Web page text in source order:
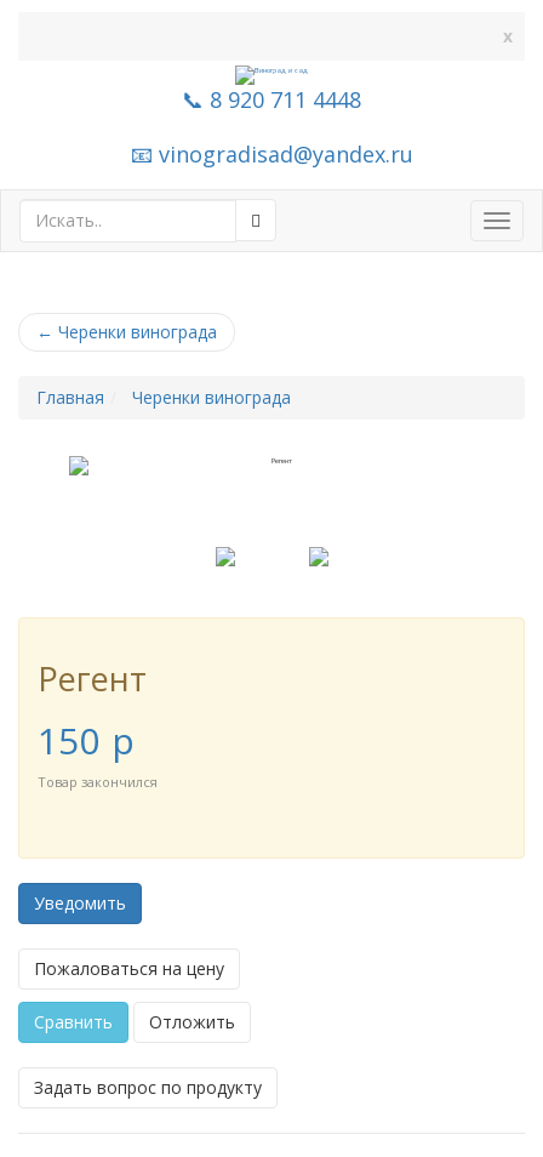
x
📞 8 920 711 4448
📧 vinogradisad@yandex.ru
← Черенки винограда
Главная Черенки винограда
Регент
150 p
Товар закончился
Уведомить
Пожаловаться на цену
Сравнить Отложить
Задать вопрос по продукту